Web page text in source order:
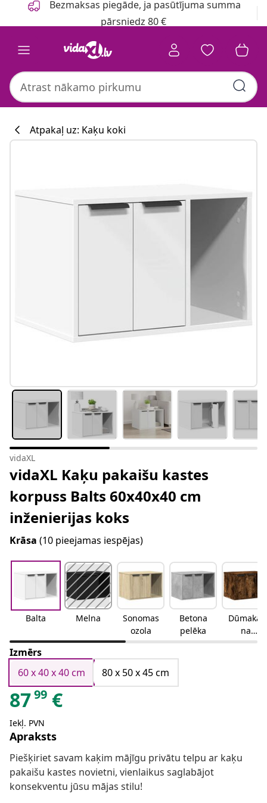
Bezmaksas piegāde, ja pasūtījuma summa
pārsniedz 80 €
Atpakaļ uz: Kaķu koki
vidaXL
vidaXL Kaķu pakaišu kastes
korpuss Balts 60x40x40 cm
inženierijas koks
Krāsa (10 pieejamas iespējas)
Balta Melna
Sonomas
ozola
Betona
pelēka
Dūmakai
na
ozolkoka
Izmērs
60 x 40 x 40 cm
80 x 50 x 45 cm
8799 €
Iekļ. PVN
Apraksts
Piešķiriet savam kaķim mājīgu privātu telpu ar kaķu
pakaišu kastes novietni, vienlaikus saglabājot
konsekventu jūsu mājas stilu!